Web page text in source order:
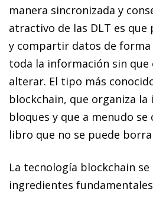
manera sincronizada y
atractivo de las DLT es que
y compartir datos de forma
toda la información sin que
alterar. El tipo más
blockchain, que organiza
bloques y que a menudo
libro que no se puede
La tecnología blockchain
ingredientes